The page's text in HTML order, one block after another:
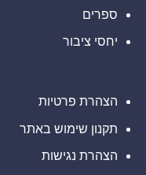
דיגיטליים
בבהוטןספרים
יחסי ציבור
הצהרת פרטיות
תקנון שימוש באתר
הצהרת נגישות